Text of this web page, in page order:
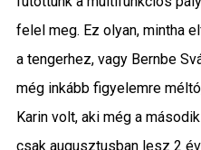
felel meg. Ez olyan, mintha
a tengerhez, vagy Bernbe
még inkább figyelemre
Karin volt, aki még a
csak augusztusban lesz 2